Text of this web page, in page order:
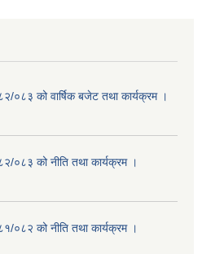
०८३ को वार्षिक बजेट तथा कार्यक्रम ।
०८३ को नीति तथा कार्यक्रम ।
०८२ को नीति तथा कार्यक्रम ।